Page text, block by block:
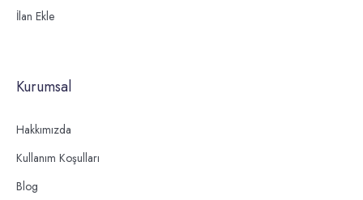
İlan Ekle
Kurumsal
Hakkımızda
Kullanım Koşulları
Blog